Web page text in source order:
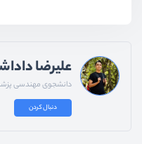
علیرضا
دانشجوی مهندسی
دنبال کردن